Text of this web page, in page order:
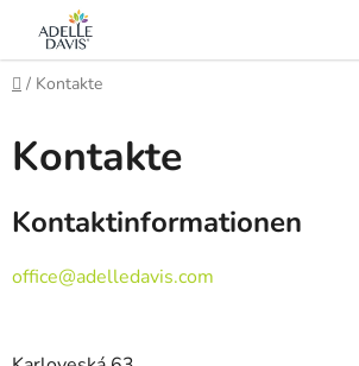
Inhalt
springen
Startseite
/ Kontakte
S
e
i
t
e
Kontakte
Kontaktinformationen
office@adelledavis.com
AI Asistent